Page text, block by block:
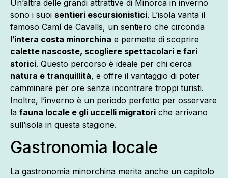
Un’altra delle grandi attrattive di Minorca in inverno
sono i suoi sentieri escursionistici. L’isola vanta il
famoso Camí de Cavalls, un sentiero che circonda
l’intera costa minorchina e permette di scoprire
calette nascoste, scogliere spettacolari e fari
storici. Questo percorso è ideale per chi cerca
natura e tranquillità, e offre il vantaggio di poter
camminare per ore senza incontrare troppi turisti.
Inoltre, l’inverno è un periodo perfetto per osservare
la fauna locale e gli uccelli migratori che arrivano
sull’isola in questa stagione.
Gastronomia locale
La gastronomia minorchina merita anche un capitolo